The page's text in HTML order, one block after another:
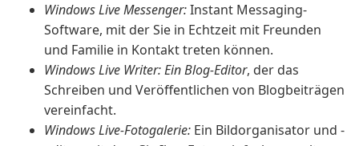
Windows Live Messenger:Instant Messaging-
Software, mit der Sie in Echtzeit mit Freunden
und Familie in Kontakt treten können.
Windows Live Writer: Ein Blog-Editor, der das
Schreiben und Veröffentlichen von Blogbeiträgen
vereinfacht.
Windows Live-Fotogalerie: Ein Bildorganisator und -